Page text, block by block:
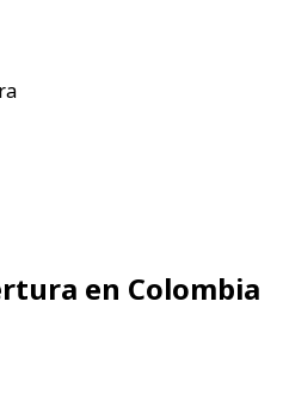
en Colombia